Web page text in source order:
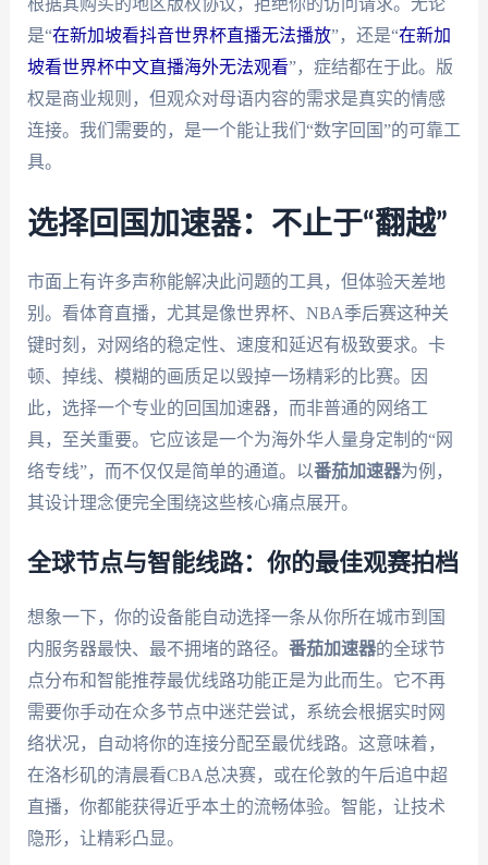
是“在新加坡看抖音世界杯直播无法播放”，还是“在新加
坡看世界杯中文直播海外无法观看”，症结都在于此。版
权是商业规则，但观众对母语内容的需求是真实的情感
连接。我们需要的，是一个能让我们“数字回国”的可靠工
具。
选择回国加速器：不止于“翻越”
市面上有许多声称能解决此问题的工具，但体验天差地
别。看体育直播，尤其是像世界杯、NBA季后赛这种关
键时刻，对网络的稳定性、速度和延迟有极致要求。卡
顿、掉线、模糊的画质足以毁掉一场精彩的比赛。因
此，选择一个专业的回国加速器，而非普通的网络工
具，至关重要。它应该是一个为海外华人量身定制的“网
络专线”，而不仅仅是简单的通道。以番茄加速器为例，
其设计理念便完全围绕这些核心痛点展开。
全球节点与智能线路：你的最佳观赛拍档
想象一下，你的设备能自动选择一条从你所在城市到国
内服务器最快、最不拥堵的路径。 番茄加速器的全球节
点分布和智能推荐最优线路功能正是为此而生。它不再
需要你手动在众多节点中迷茫尝试，系统会根据实时网
络状况，自动将你的连接分配至最优线路。这意味着，
在洛杉矶的清晨看CBA总决赛，或在伦敦的午后追中超
直播，你都能获得近乎本土的流畅体验。智能，让技术
隐形，让精彩凸显。